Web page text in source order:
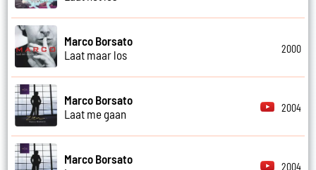
Marco Borsato
Laat maar los
2000
Marco Borsato
Laat me gaan
2004
Marco Borsato
2004